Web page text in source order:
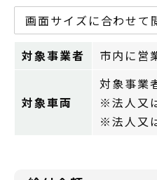
画面サイズに合わせて
対象事業者 市内に営
対象車両
対象事業
※法人又
※法人又